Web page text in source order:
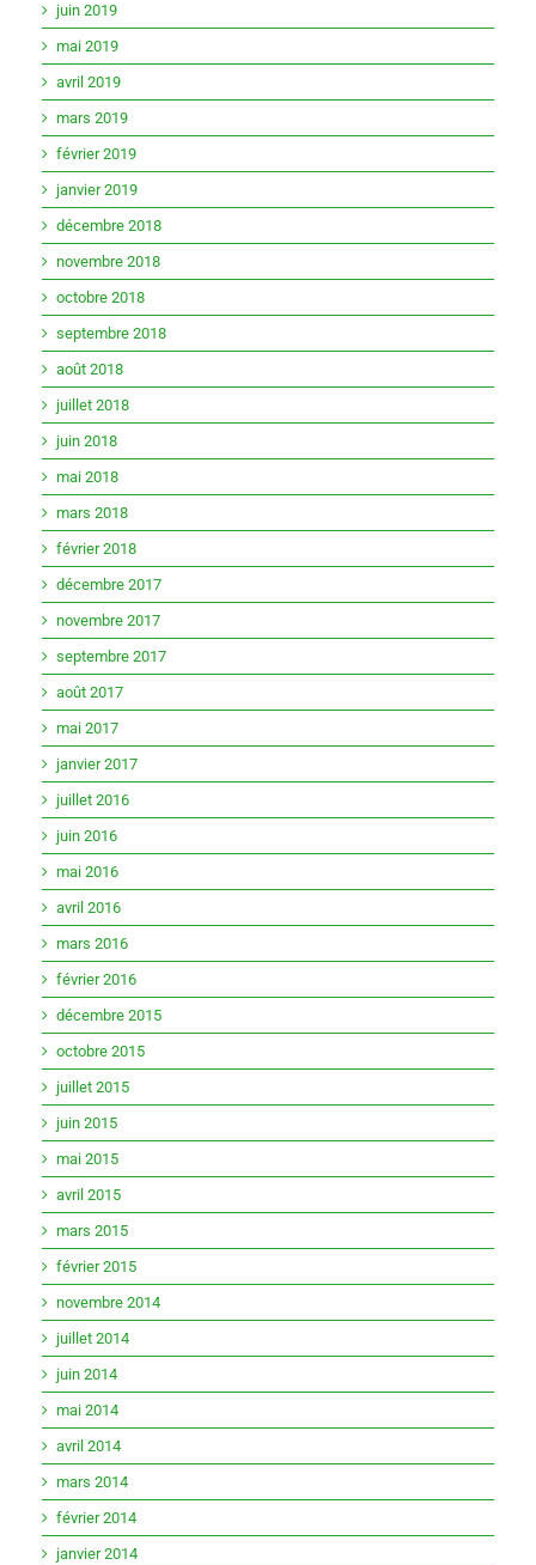
juin 2019
mai 2019
avril 2019
mars 2019
février 2019
janvier 2019
décembre 2018
novembre 2018
octobre 2018
septembre 2018
août 2018
juillet 2018
juin 2018
mai 2018
mars 2018
février 2018
décembre 2017
novembre 2017
septembre 2017
août 2017
mai 2017
janvier 2017
juillet 2016
juin 2016
mai 2016
avril 2016
mars 2016
février 2016
décembre 2015
octobre 2015
juillet 2015
juin 2015
mai 2015
avril 2015
mars 2015
février 2015
novembre 2014
juillet 2014
juin 2014
mai 2014
avril 2014
mars 2014
février 2014
janvier 2014